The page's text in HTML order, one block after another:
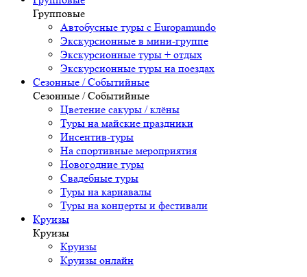
Групповые
Автобусные туры с Europamundo
Экскурсионные в мини-группе
Экскурсионные туры + отдых
Экскурсионные туры на поездах
Сезонные / Событийные
Сезонные / Событийные
Цветение сакуры / клёны
Туры на майские праздники
Инсентив-туры
На спортивные мероприятия
Новогодние туры
Свадебные туры
Туры на карнавалы
Туры на концерты и фестивали
Круизы
Круизы
Круизы
Круизы онлайн